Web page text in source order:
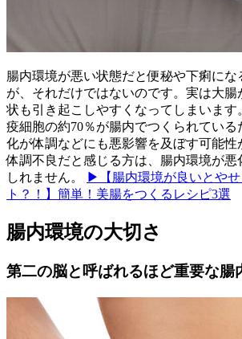
腸内環境が悪い状態だと便秘や下痢にな
が、それだけではないのです。実は大腸
状も引き起こしやすくなってしまいます
疫細胞の約70％が腸内でつくられてい
化が体調などにも悪影響を及ぼす可能性
体調不良だと感じる方は、腸内環境が悪
しれません。
▶【腸内環境が良いとや
ト？！】簡単！美腸をつくるレシピ3選
腸内環境の大切さ
第二の脳と呼ばれるほど重要な腸